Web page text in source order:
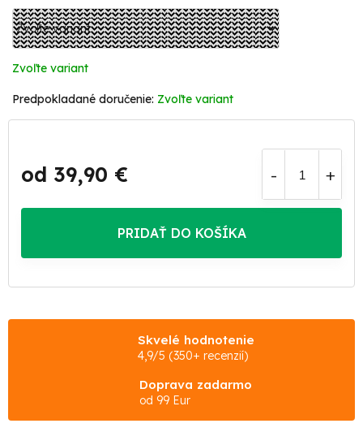
Zvoľte variant
Zvoľte variant
od 39,90 €
Jednotková
cena:
PRIDAŤ DO KOŠÍKA
Skvelé hodnotenie
4,9/5 (350+ recenzií)
Doprava zadarmo
od 99 Eur